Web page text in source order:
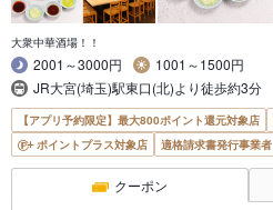
大衆中華酒場！！
2001～3000円
1001～1500円
JR大宮(埼玉)駅東口(北)より徒歩約3分
【アプリ予約限定】最大800ポイント還元対象店
ポイントプラス対象店
適格請求書発行事業者
クーポン